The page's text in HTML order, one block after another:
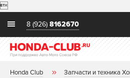

8 (926) 8162670
Honda Club Запчасти и техника